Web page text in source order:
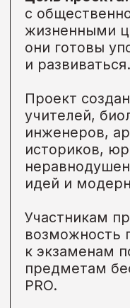
За участие в
призеры и
награждаются
партнеров:
дело),
университет
Формат
Просветительский
Другое
Категория
Дети до 18 лет